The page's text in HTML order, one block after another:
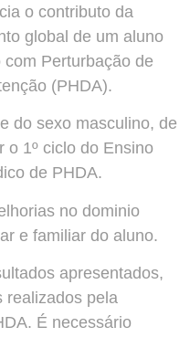
o contributo da
global de um aluno
Perturbação de
(PHDA).
do sexo masculino, de
o 1º ciclo do Ensino
de PHDA.
no dominio
e familiar do aluno.
apresentados,
realizados pela
É necessário